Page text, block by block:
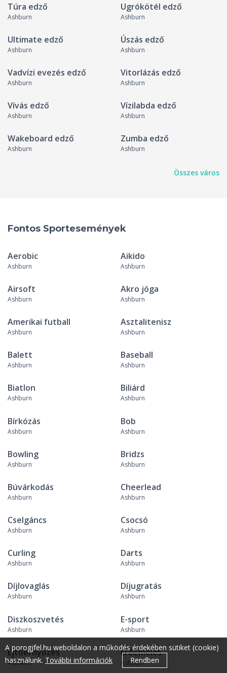
Túra edző
Ashburn
Ugrókötél edző
Ashburn
Ultimate edző
Ashburn
Úszás edző
Ashburn
Vadvízi evezés edző
Ashburn
Vitorlázás edző
Ashburn
Vívás edző
Ashburn
Vízilabda edző
Ashburn
Wakeboard edző
Ashburn
Zumba edző
Ashburn
Összes város
Fontos Sportesemények
Aerobic
Ashburn
Aikido
Ashburn
Airsoft
Ashburn
Akro jóga
Ashburn
Amerikai futball
Ashburn
Asztalitenisz
Ashburn
Balett
Ashburn
Baseball
Ashburn
Biatlon
Ashburn
Biliárd
Ashburn
Bírkózás
Ashburn
Bob
Ashburn
Bowling
Ashburn
Bridzs
Ashburn
Búvárkodás
Ashburn
Cheerlead
Ashburn
Cselgáncs
Ashburn
Csocsó
Ashburn
Curling
Ashburn
Darts
Ashburn
Díjlovaglás
Ashburn
Díjugratás
Ashburn
Diszkoszvetés
Ashburn
E-sport
Ashburn
Ejtőernyőzés
Ashburn
Erőemelés
Ashburn
A porogjfel.hu weboldalon a működés érdekében sütiket (cookie)
használunk. További információk Rendben